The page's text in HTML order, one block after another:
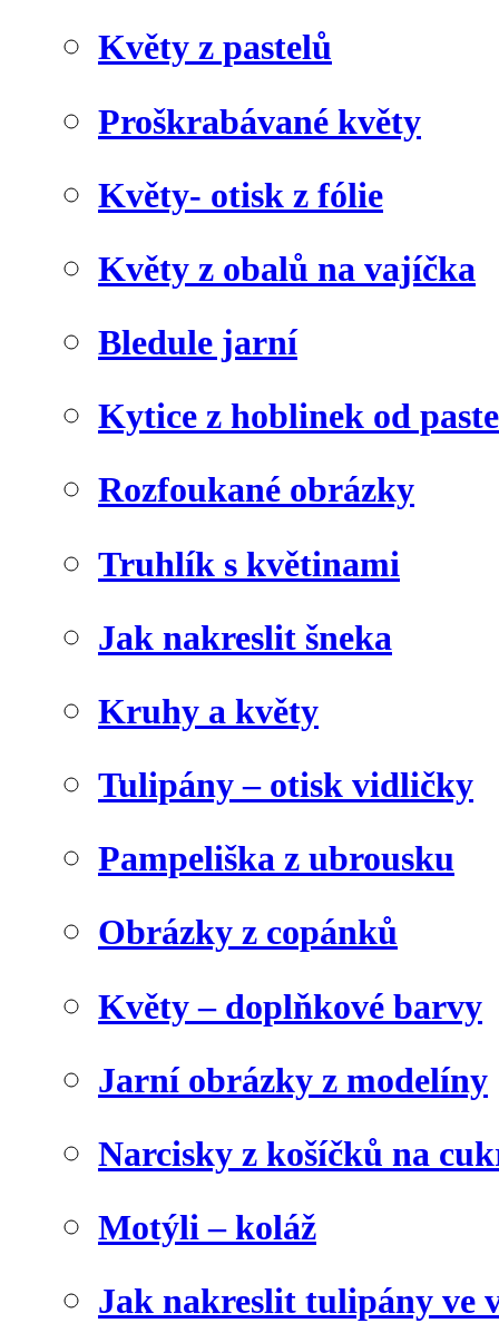
Květy z pastelů
Proškrabávané květy
Květy- otisk z fólie
Květy z obalů na vajíčka
Bledule jarní
Kytice z hoblinek od
Rozfoukané obrázky
Truhlík s květinami
Jak nakreslit šneka
Kruhy a květy
Tulipány – otisk vidličky
Pampeliška z ubrousku
Obrázky z copánků
Květy – doplňkové barvy
Jarní obrázky z modelíny
Narcisky z košíčků na
Motýli – koláž
Jak nakreslit tulipány ve